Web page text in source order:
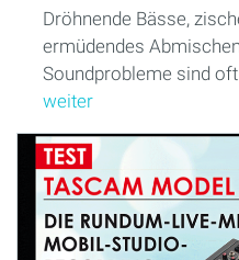
Dröhnende Bässe,
ermüdendes
Soundprobleme sind
weiter